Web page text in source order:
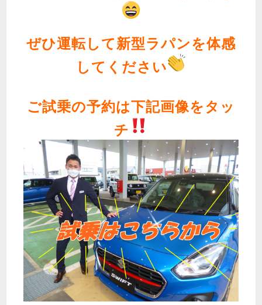
ぜひ運転して新型ラパンを体感
してください
ご試乗の予約は下記画像をタッ
チ